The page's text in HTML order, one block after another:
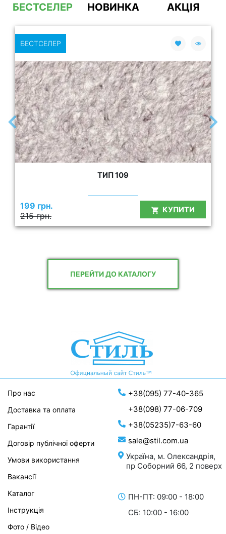
БЕСТСЕЛЕР НОВИНКА АКЦІЯ
БЕСТСЕЛЕР
ТИП 109
215 грн.
199 грн. КУПИТИ
ПЕРЕЙТИ ДО КАТАЛОГУ
+38(095) 77-40-365
+38(098) 77-06-709
+38(05235)7-63-60
sale@stil.com.ua
Україна, м. Олександрія,
пр Соборний 66, 2 поверх
ПН-ПТ: 09:00 - 18:00
СБ: 10:00 - 16:00
Про нас
Доставка та оплата
Гарантії
Договір публічної оферти
Умови використання
Вакансії
Каталог
Інструкція
Фото / Відео